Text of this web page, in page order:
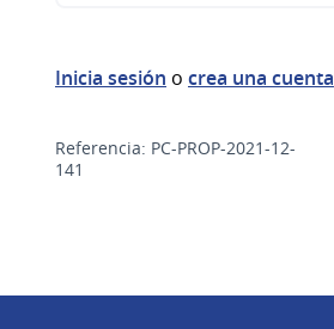
Inicia sesión o crea una cuenta
Referencia: PC-PROP-2021-12-
141